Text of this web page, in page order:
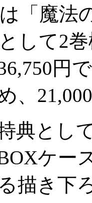
「魔法
して2
円
、
典とし
ケー
描き下